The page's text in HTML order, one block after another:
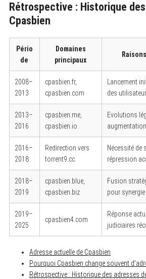
Rétrospective : Historique
Cpasbien
Pério
de
Domaines
principaux
2008–
2013
cpasbien.fr,
cpasbien.com
Lancement
des
2013–
2016
cpasbien.me,
cpasbien.io
Evolutions
2016–
2018
Redirection vers
torrent9.cc
Nécessité de
répression
2018–
2019
cpasbien.blue,
cpasbien.biz
Fusion
pour synergie
2019–
2025
cpasbien4.com
Réponse
judiciaires
Adresse actuelle de Cpasbien
Pourquoi Cpasbien change souvent
Rétrospective : Historique des adresses